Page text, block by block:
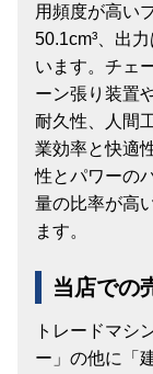
用頻度が高い
50.1cm³、出
います。チェ
ーン張り装置
耐久性、人間
業効率と快適
性とパワーの
量の比率が高
ます。
当店での
トレードマシ
ー」の他に「